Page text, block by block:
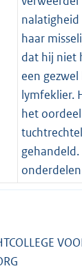
nalatigheid
haar
dat hij niet
een
lymfeklier.
het